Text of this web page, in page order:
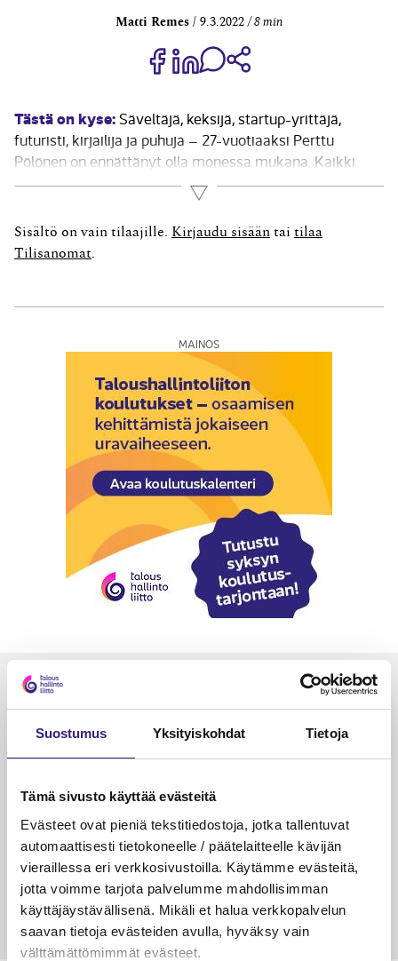
Suostumus Yksityiskohdat Tietoja
Tämä sivusto käyttää evästeitä
Evästeet ovat pieniä tekstitiedostoja, jotka tallentuvat
automaattisesti tietokoneelle / päätelaitteelle kävijän
vieraillessa eri verkkosivustoilla. Käytämme evästeitä,
jotta voimme tarjota palvelumme mahdollisimman
käyttäjäystävällisenä. Mikäli et halua verkkopalvelun
saavan tietoja evästeiden avulla, hyväksy vain
välttämättömimmät evästeet.
Matti Remes 9.3.2022 8 min
Jaa Share on Facebook
Jaa Share on LinkedIn
Jaa WhatsApp-viestinä
Tästä on kyse: Säveltäjä, keksijä, startup-yrittäjä,
futuristi, kirjailija ja puhuja – 27-vuotiaaksi Perttu
Pölönen on ennättänyt olla monessa mukana. Kaikki
lähti liikkeelle hänen lukiolaisena kehittämästään
Sävelkellosta ja sen mobiili­sovelluksesta MusiClockista,
jotka helpottavat musiikin teorian oppimista. Keksintö
voitti vuonna 2013 EU:n nuorten keksintökilpailun ja...
Lue lisää
Sisältö on vain tilaajille. Kirjaudu sisään tai tilaa
Tilisanomat
MAINOS
Luetuimmat
Kulu­veloitukset arvon­lisä­
veloitus, kulujen edelleen­
veloitus ja läpi­laskutus
Petri Salomaa
15.5.2023 10 min
14.5.2021